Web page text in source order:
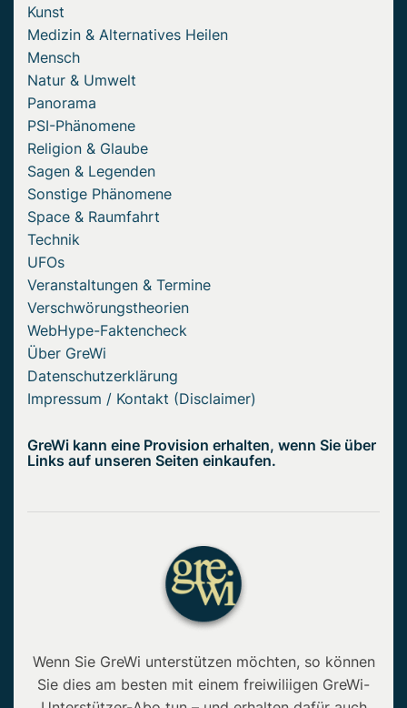
Kunst
Medizin & Alternatives Heilen
Mensch
Natur & Umwelt
Panorama
PSI-Phänomene
Religion & Glaube
Sagen & Legenden
Sonstige Phänomene
Space & Raumfahrt
Technik
UFOs
Veranstaltungen & Termine
Verschwörungstheorien
WebHype-Faktencheck
Über GreWi
Datenschutzerklärung
Impressum / Kontakt (Disclaimer)
GreWi kann eine Provision erhalten, wenn Sie über
Links auf unseren Seiten einkaufen.
Wenn Sie GreWi unterstützen möchten, so können
Sie dies am besten mit einem freiwiliigen GreWi-